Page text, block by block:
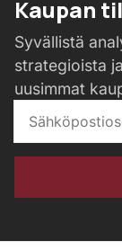
Kaupan
Syvällistä
strategioista
uusimmat